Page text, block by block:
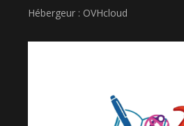
Hébergeur : OVHcloud